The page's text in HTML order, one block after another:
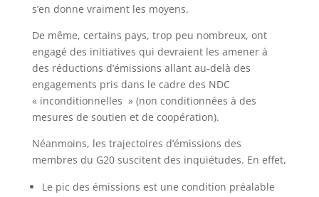
s’en donne vraiment les moyens.
De même, certains pays, trop peu nombreux, ont
engagé des initiatives qui devraient les amener à
des réductions d’émissions allant au-delà des
engagements pris dans le cadre des NDC
« inconditionnelles » (non conditionnées à des
mesures de soutien et de coopération).
Néanmoins, les trajectoires d’émissions des
membres du G20 suscitent des inquiétudes. En effet,
Le pic des émissions est une condition préalable